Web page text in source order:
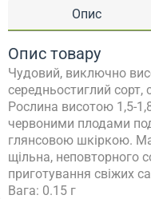
Опис
Опис товару
Чудовий, виключно
середньостиглий
Рослина висотою 1,5-
червоними плодами
глянсовою шкіркою.
щільна, неповторного
приготування свіжих
Вага: 0.15 г